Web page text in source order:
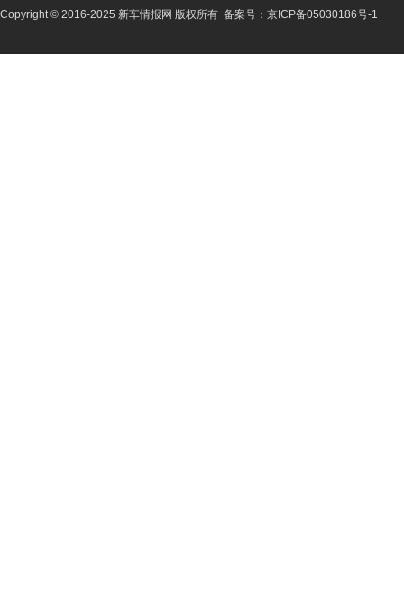
Copyright © 2016-2025 新车情报网 版权所有 备案号：京ICP备05030186号-1